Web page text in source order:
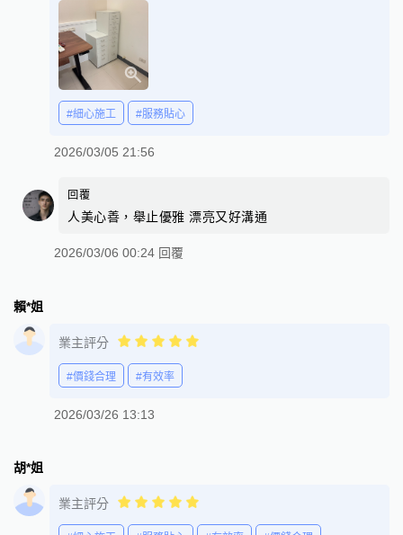
#細心施工 #服務貼心
2026/03/05 21:56
回覆
人美心善，舉止優雅 漂亮又好溝通
2026/03/06 00:24 回覆
賴*姐
業主評分
#價錢合理 #有效率
2026/03/26 13:13
胡*姐
業主評分